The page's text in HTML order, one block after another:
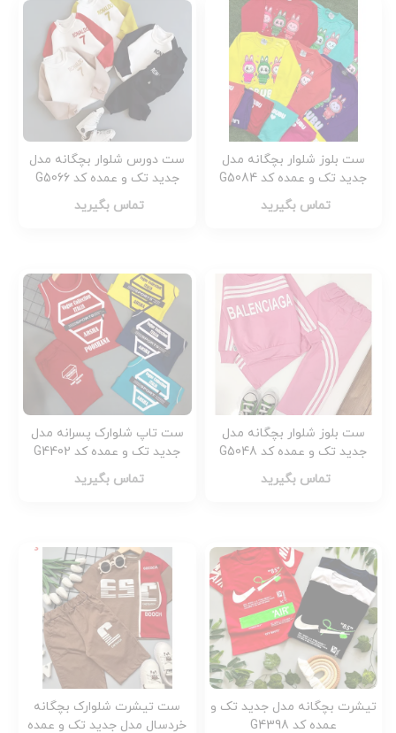
ست بلوز شلوار بچگانه مدل
جدید تک و عمده کد G5084
تماس بگیرید
ست دورس شلوار بچگانه مدل
جدید تک و عمده کد G5066
تماس بگیرید
ست بلوز شلوار بچگانه مدل
جدید تک و عمده کد G5048
تماس بگیرید
ست تاپ شلوارک پسرانه مدل
جدید تک و عمده کد G4402
تماس بگیرید
تیشرت بچگانه مدل جدید تک و
عمده کد G4398
ست تیشرت شلوارک بچگانه
خردسال مدل جدید تک و عمده